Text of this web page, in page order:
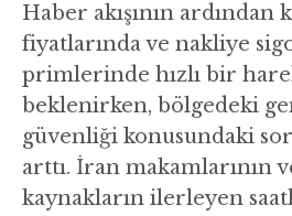
Haber akışının
fiyatlarında ve nakliye
primlerinde hızlı bir
beklenirken, bölgedeki
güvenliği konusundaki
arttı. İran makamlarının
kaynakların ilerleyen